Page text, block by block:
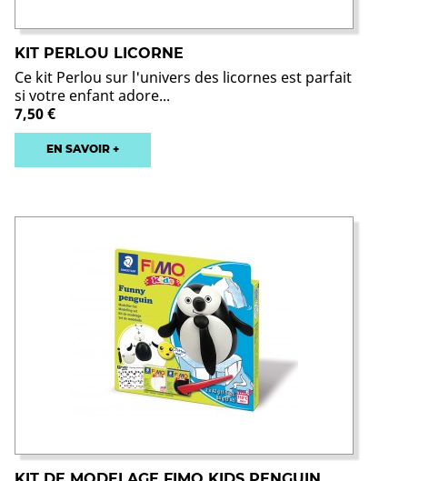
KIT PERLOU LICORNE
Ce kit Perlou sur l'univers des licornes est parfait
si votre enfant adore...
7,50 €
EN SAVOIR +